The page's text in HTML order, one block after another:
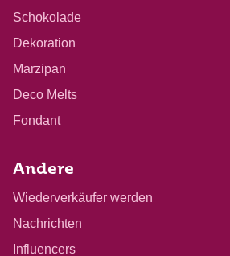
Schokolade
Dekoration
Marzipan
Deco Melts
Fondant
Andere
Wiederverkäufer werden
Nachrichten
Influencers